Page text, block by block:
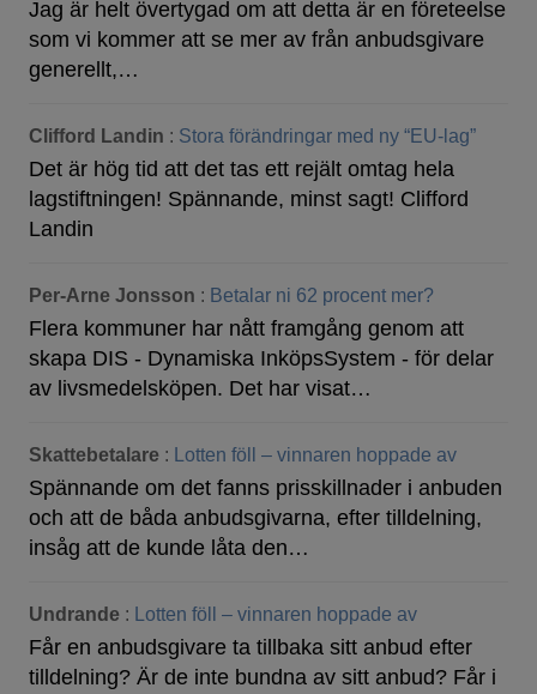
Jag är helt övertygad om att detta är en företeelse
som vi kommer att se mer av från anbudsgivare
generellt,…
Clifford Landin : Stora förändringar med ny “EU-lag”
Det är hög tid att det tas ett rejält omtag hela
lagstiftningen! Spännande, minst sagt! Clifford
Landin
Per-Arne Jonsson : Betalar ni 62 procent mer?
Flera kommuner har nått framgång genom att
skapa DIS - Dynamiska InköpsSystem - för delar
av livsmedelsköpen. Det har visat…
Skattebetalare : Lotten föll – vinnaren hoppade av
Spännande om det fanns prisskillnader i anbuden
och att de båda anbudsgivarna, efter tilldelning,
insåg att de kunde låta den…
Undrande : Lotten föll – vinnaren hoppade av
Får en anbudsgivare ta tillbaka sitt anbud efter
tilldelning? Är de inte bundna av sitt anbud? Får i